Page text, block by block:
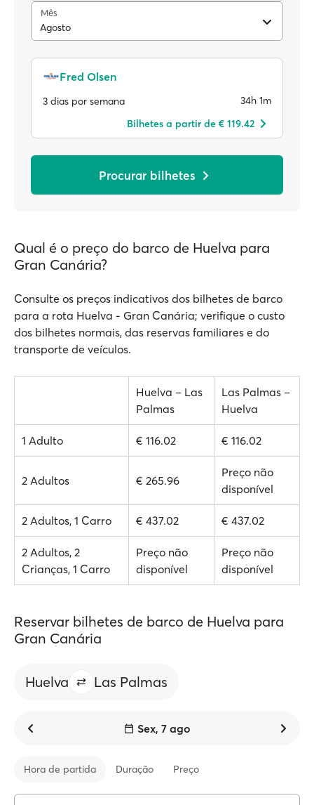
Mês
Agosto
Fred Olsen
3 dias por semana
34h 1m
Bilhetes a partir de € 119.42
Procurar bilhetes
Qual é o preço do barco de Huelva para
Gran Canária?
Consulte os preços indicativos dos bilhetes de barco
para a rota Huelva - Gran Canária; verifique o custo
dos bilhetes normais, das reservas familiares e do
transporte de veículos.
Huelva – Las
Palmas
Las Palmas –
Huelva
1 Adulto € 116.02 € 116.02
2 Adultos € 265.96
Preço não
disponível
2 Adultos, 1 Carro € 437.02 € 437.02
2 Adultos, 2
Crianças, 1 Carro
Preço não
disponível
Preço não
disponível
Reservar bilhetes de barco de Huelva para
Gran Canária
Huelva Las Palmas
Sex, 7 ago
Hora de partida Duração Preço